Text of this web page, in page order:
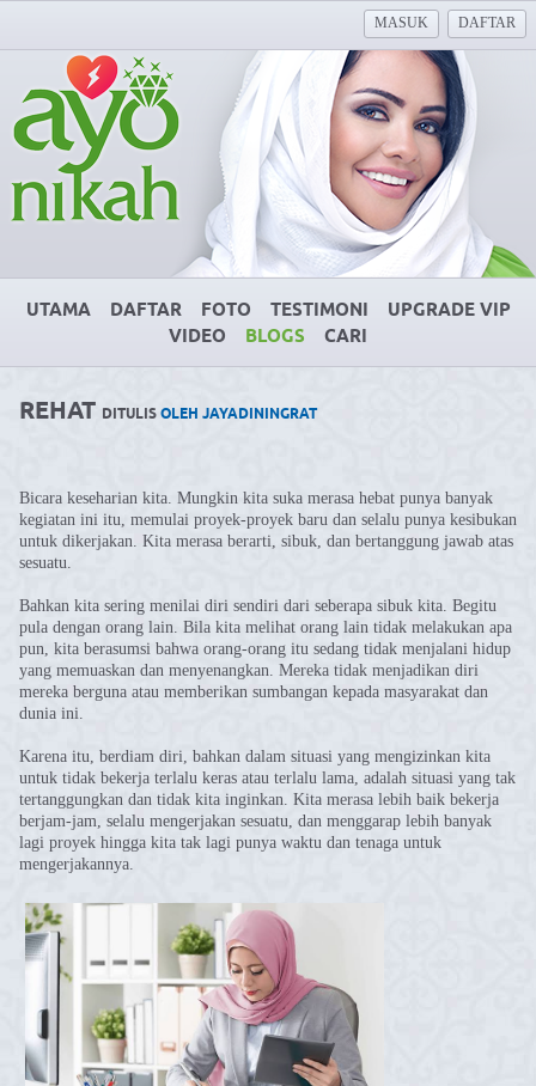
MASUK DAFTAR
UTAMA DAFTAR FOTO TESTIMONI
UPGRADE VIP
VIDEO
BLOGS CARI
REHAT DITULISOLEH JAYADININGRAT
Bicara keseharian kita. Mungkin kita suka merasa hebat punya banyak
kegiatan ini itu, memulai proyek-proyek baru dan selalu punya kesibukan
untuk dikerjakan. Kita merasa berarti, sibuk, dan bertanggung jawab atas
sesuatu.
Bahkan kita sering menilai diri sendiri dari seberapa sibuk kita. Begitu
pula dengan orang lain. Bila kita melihat orang lain tidak melakukan apa
pun, kita berasumsi bahwa orang-orang itu sedang tidak menjalani hidup
yang memuaskan dan menyenangkan. Mereka tidak menjadikan diri
mereka berguna atau memberikan sumbangan kepada masyarakat dan
dunia ini.
Karena itu, berdiam diri, bahkan dalam situasi yang mengizinkan kita
untuk tidak bekerja terlalu keras atau terlalu lama, adalah situasi yang tak
tertanggungkan dan tidak kita inginkan. Kita merasa lebih baik bekerja
berjam-jam, selalu mengerjakan sesuatu, dan menggarap lebih banyak
lagi proyek hingga kita tak lagi punya waktu dan tenaga untuk
mengerjakannya.